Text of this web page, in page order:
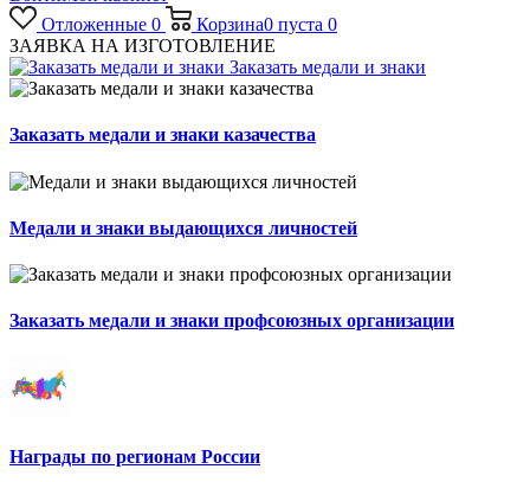
Отложенные 0 Корзина0 пуста 0
ЗАЯВКА НА ИЗГОТОВЛЕНИЕ
Заказать медали и знаки
Заказать медали и знаки казачества
Медали и знаки выдающихся личностей
Заказать медали и знаки профсоюзных организации
Награды по регионам России